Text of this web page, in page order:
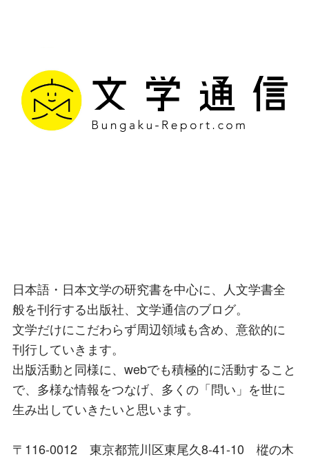
日本語・日本文学の研究書を中心に、人文学書全
般を刊行する出版社、文学通信のブログ。
文学だけにこだわらず周辺領域も含め、意欲的に
刊行していきます。
出版活動と同様に、webでも積極的に活動すること
で、多様な情報をつなげ、多くの「問い」を世に
生み出していきたいと思います。
〒116-0012 東京都荒川区東尾久8-41-10 樅の木